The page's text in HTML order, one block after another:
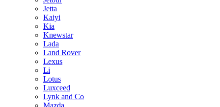
Jetta
Kaiyi
Kia
Knewstar
Lada
Land Rover
Lexus
Li
Lotus
Luxceed
Lynk and Co
Mazda